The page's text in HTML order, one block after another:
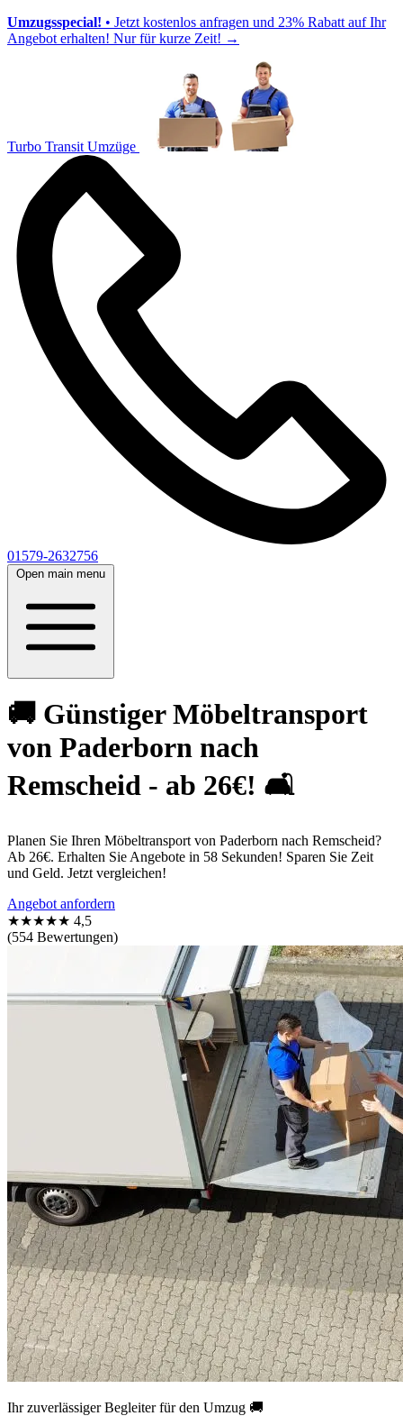
Umzugsspecial! • Jetzt kostenlos anfragen und 23% Rabatt auf Ihr
Angebot erhalten! Nur für kurze Zeit! →
Turbo Transit Umzüge
01579-2632756
Open main menu
🚚 Günstiger Möbeltransport
von Paderborn nach
Remscheid - ab 26€! 🛋️
Planen Sie Ihren Möbeltransport von Paderborn nach Remscheid?
Ab 26€. Erhalten Sie Angebote in 58 Sekunden! Sparen Sie Zeit
und Geld. Jetzt vergleichen!
Angebot anfordern
★★★★★ 4,5
(554 Bewertungen)
Ihr zuverlässiger Begleiter für den Umzug 🚚